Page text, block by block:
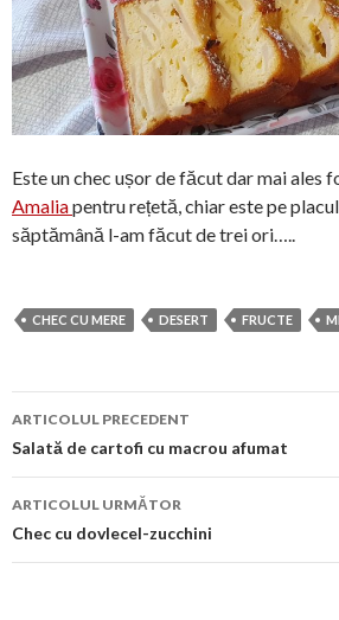
Este un chec ușor de făcut dar mai ales
Amaliapentru rețetă, chiar este pe
săptămână l-am făcut de trei ori…..
CHEC CU MERE DESERT FRUCTE
Navigare
în
articol
ARTICOLUL PRECEDENT
Salată de cartofi cu macrou afumat
ARTICOLUL URMĂTOR
Chec cu dovlecel-zucchini